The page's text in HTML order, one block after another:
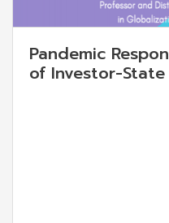
Pandemic
of Investor-